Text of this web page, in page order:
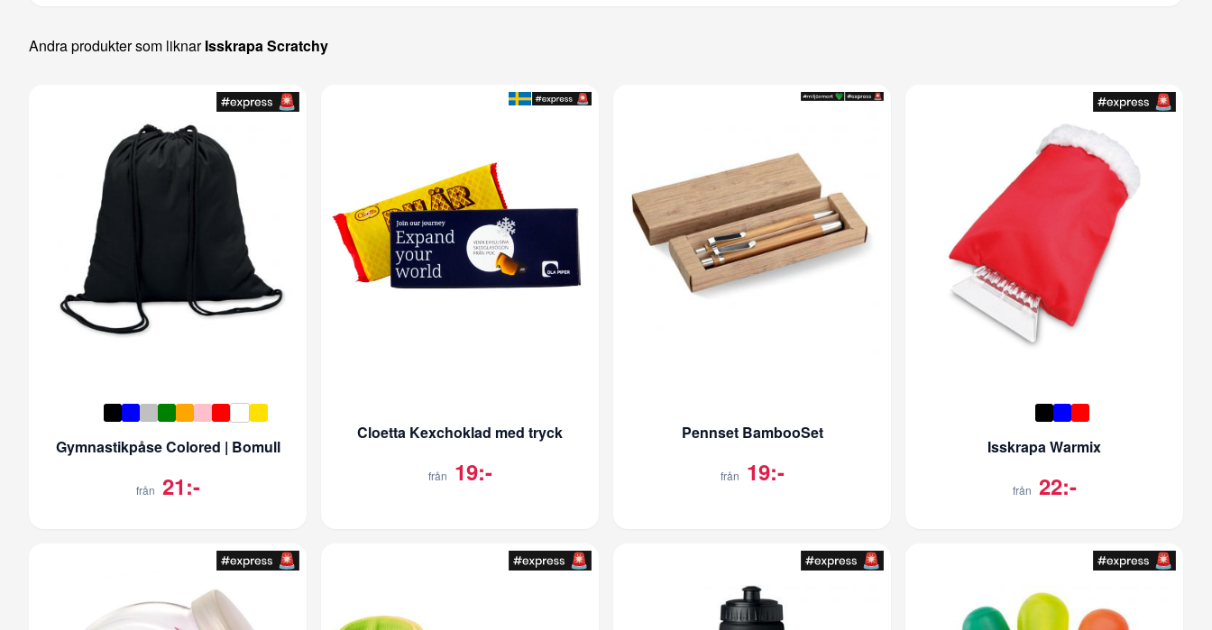
Andra produkter som liknarIsskrapa Scratchy
Gymnastikpåse Colored | Bomull
från 21:-
Cloetta Kexchoklad med tryck
från 19:-
Pennset BambooSet
från 19:-
Isskrapa Warmix
från 22:-